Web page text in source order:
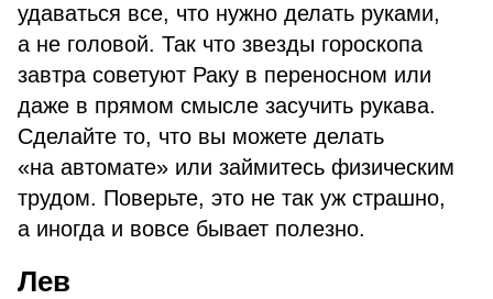
удаваться все, что нужно делать руками,
а не головой. Так что звезды гороскопа
завтра советуют Раку в переносном или
даже в прямом смысле засучить рукава.
Сделайте то, что вы можете делать
«на автомате» или займитесь физическим
трудом. Поверьте, это не так уж страшно,
а иногда и вовсе бывает полезно.
Лев